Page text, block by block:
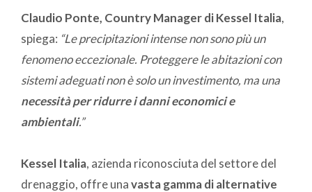
Claudio Ponte, Country Manager di Kessel Italia,
spiega: “Le precipitazioni intense non sono più un
fenomeno eccezionale. Proteggere le abitazioni con
sistemi adeguati non è solo un investimento, ma una
necessità per ridurre i danni economici e
ambientali.”
Kessel Italia, azienda riconosciuta del settore del
drenaggio, offre unavasta gamma di alternative